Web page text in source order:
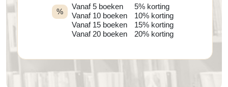
%
Vanaf 5 boeken
Vanaf 10 boeken
Vanaf 15 boeken
Vanaf 20 boeken
5% korting
10% korting
15% korting
20% korting